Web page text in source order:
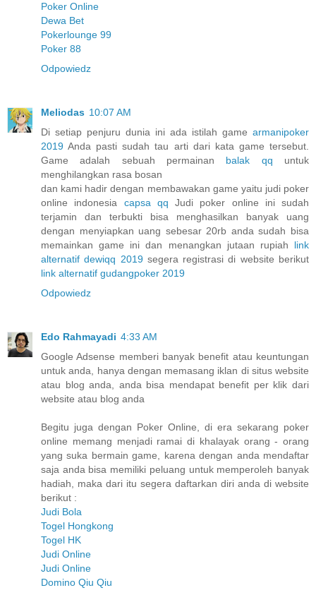
Poker Online
Dewa Bet
Pokerlounge 99
Poker 88
Odpowiedz
Meliodas 10:07 AM
Di setiap penjuru dunia ini ada istilah game armanipoker
2019 Anda pasti sudah tau arti dari kata game tersebut.
Game adalah sebuah permainan balak qq untuk
menghilangkan rasa bosan
dan kami hadir dengan membawakan game yaitu judi poker
online indonesia capsa qq Judi poker online ini sudah
terjamin dan terbukti bisa menghasilkan banyak uang
dengan menyiapkan uang sebesar 20rb anda sudah bisa
memainkan game ini dan menangkan jutaan rupiah link
alternatif dewiqq 2019segera registrasi di website berikut
link alternatif gudangpoker 2019
Odpowiedz
Edo Rahmayadi 4:33 AM
Google Adsense memberi banyak benefit atau keuntungan
untuk anda, hanya dengan memasang iklan di situs website
atau blog anda, anda bisa mendapat benefit per klik dari
website atau blog anda
Begitu juga dengan Poker Online, di era sekarang poker
online memang menjadi ramai di khalayak orang - orang
yang suka bermain game, karena dengan anda mendaftar
saja anda bisa memiliki peluang untuk memperoleh banyak
hadiah, maka dari itu segera daftarkan diri anda di website
berikut :
Judi Bola
Togel Hongkong
Togel HK
Judi Online
Judi Online
Domino Qiu Qiu